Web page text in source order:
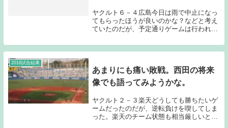
ヤクルト６－４広島今日は雨で中止になっ
てもらったほうが良いのかな？などと考え
ていたのだが、予定通りゲームは行われ
に２点を失い、今日も嫌な流れになりかけ
たのだが、広島先発のルーキー岡田の乱調
2016試合結果
あまりにも痛い敗戦。西田の将来
像でも語ってみようかな。
ヤクルト２－３楽天どうしても勝ちたいゲ
ームだったのだが、逆転負けを喫してしま
った。楽天のチーム状態も相当厳しいと感